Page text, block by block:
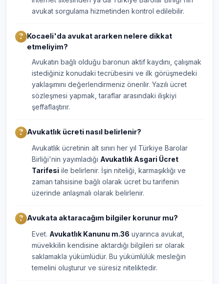
avukat sorgulama hizmetinden kontrol edilebilir.
Kocaeli'da avukat ararken nelere dikkat
etmeliyim?
Avukatın bağlı olduğu baronun aktif kaydını, çalışmak
istediğiniz konudaki tecrübesini ve ilk görüşmedeki
yaklaşımını değerlendirmeniz önerilir. Yazılı ücret
sözleşmesi yapmak, taraflar arasındaki ilişkiyi
şeffaflaştırır.
Avukatlık ücreti nasıl belirlenir?
Avukatlık ücretinin alt sınırı her yıl Türkiye Barolar
Birliği'nin yayımladığı Avukatlık Asgari Ücret
Tarifesi ile belirlenir. İşin niteliği, karmaşıklığı ve
zaman tahsisine bağlı olarak ücret bu tarifenin
üzerinde anlaşmalı olarak belirlenir.
Avukata aktaracağım bilgiler korunur mu?
Evet. Avukatlık Kanunu m.36 uyarınca avukat,
müvekkilin kendisine aktardığı bilgileri sır olarak
saklamakla yükümlüdür. Bu yükümlülük mesleğin
temelini oluşturur ve süresiz niteliktedir.